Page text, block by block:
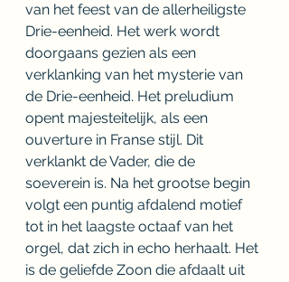
van het feest van de allerheiligste
Drie-eenheid. Het werk wordt
doorgaans gezien als een
verklanking van het mysterie van
de Drie-eenheid. Het preludium
opent majesteitelijk, als een
ouverture in Franse stijl. Dit
verklankt de Vader, die de
soeverein is. Na het grootse begin
volgt een puntig afdalend motief
tot in het laagste octaaf van het
orgel, dat zich in echo herhaalt. Het
is de geliefde Zoon die afdaalt uit